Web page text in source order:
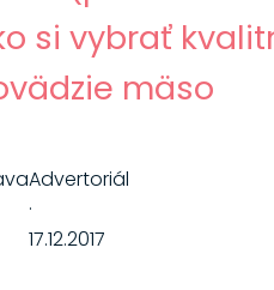
si vybrať
mäso
Advertoriál
·
17.12.2017